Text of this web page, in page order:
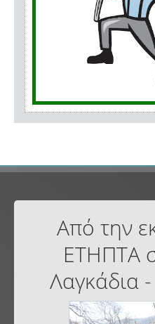
Από την
ΕΤΗΠΤΑ
Λαγκάδια